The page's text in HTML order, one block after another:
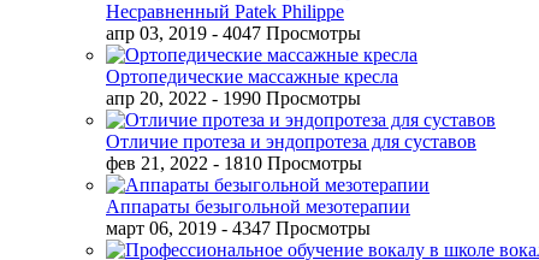
Несравненный Patek Philippe
апр 03, 2019 - 4047 Просмотры
Ортопедические массажные кресла
апр 20, 2022 - 1990 Просмотры
Отличие протеза и эндопротеза для суставов
фев 21, 2022 - 1810 Просмотры
Аппараты безыгольной мезотерапии
март 06, 2019 - 4347 Просмотры